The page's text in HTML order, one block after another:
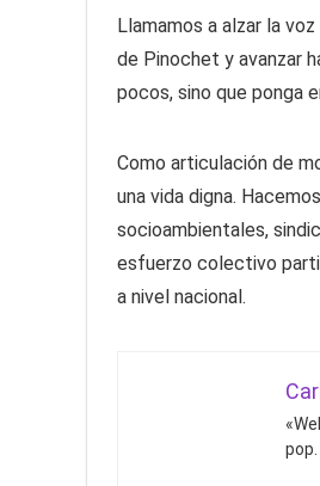
Llamamos a alzar la
de Pinochet y avanzar
pocos, sino que ponga
Como articulación de
una vida digna.
socioambientales,
esfuerzo colectivo
a nivel nacional.